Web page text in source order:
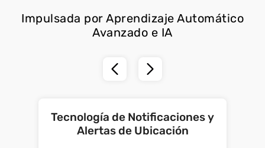
Impulsada por Aprendizaje Automático
Avanzado e IA
Tecnología de Notificaciones y
Alertas de Ubicación